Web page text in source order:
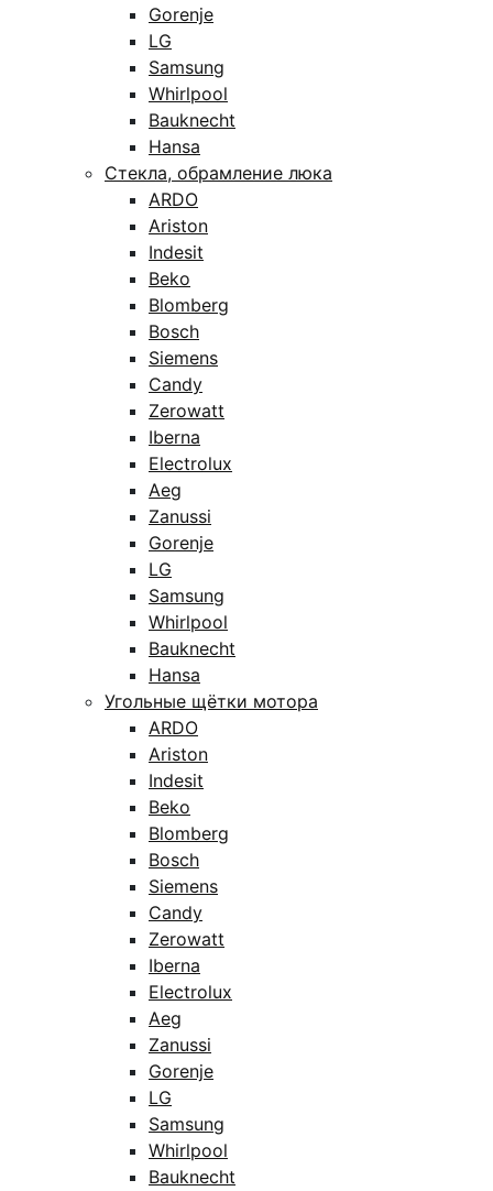
Gorenje
LG
Samsung
Whirlpool
Bauknecht
Hansa
Стекла, обрамление люка
ARDO
Ariston
Indesit
Beko
Blomberg
Bosch
Siemens
Candy
Zerowatt
Iberna
Electrolux
Aeg
Zanussi
Gorenje
LG
Samsung
Whirlpool
Bauknecht
Hansa
Угольные щётки мотора
ARDO
Ariston
Indesit
Beko
Blomberg
Bosch
Siemens
Candy
Zerowatt
Iberna
Electrolux
Aeg
Zanussi
Gorenje
LG
Samsung
Whirlpool
Bauknecht